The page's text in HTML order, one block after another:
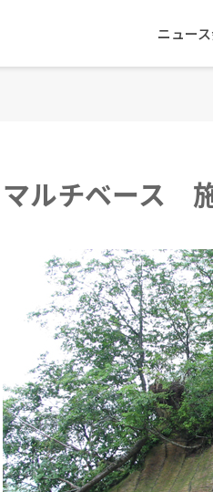
ニュース
マルチベース